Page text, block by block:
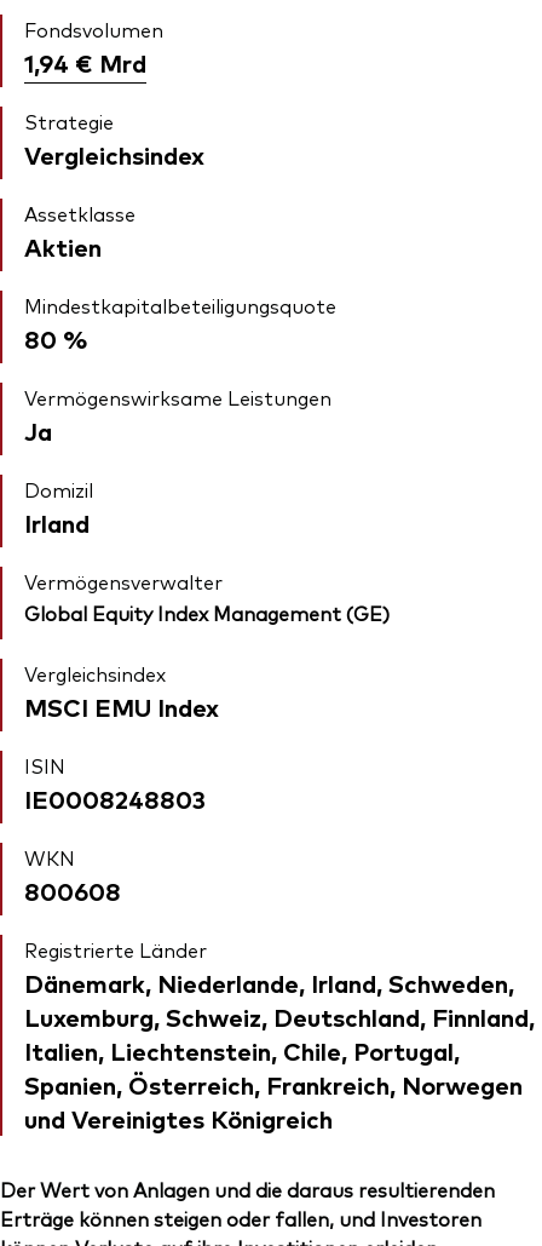
Fondsvolumen
1,94 € Mrd
Strategie
Vergleichsindex
Assetklasse
Aktien
Mindestkapitalbeteiligungsquote
80 %
Vermögenswirksame Leistungen
Ja
Domizil
Irland
Vermögensverwalter
Global Equity Index Management (GE)
Vergleichsindex
MSCI EMU Index
ISIN
IE0008248803
WKN
800608
Registrierte Länder
Dänemark, Niederlande, Irland, Schweden,
Luxemburg, Schweiz, Deutschland, Finnland,
Italien, Liechtenstein, Chile, Portugal,
Spanien, Österreich, Frankreich, Norwegen
und Vereinigtes Königreich
Der Wert von Anlagen und die daraus resultierenden
Erträge können steigen oder fallen, und Investoren